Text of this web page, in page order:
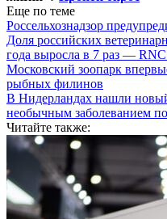
Еще по теме
Россельхознадзор
Доля российских
года выросла в 7 раз — RNC
Московский зоопарк
рыбных филинов
В Нидерландах нашли
необычным заболеванием
Читайте также: